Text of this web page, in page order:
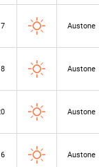
Austone
Austone
Austone
Austone